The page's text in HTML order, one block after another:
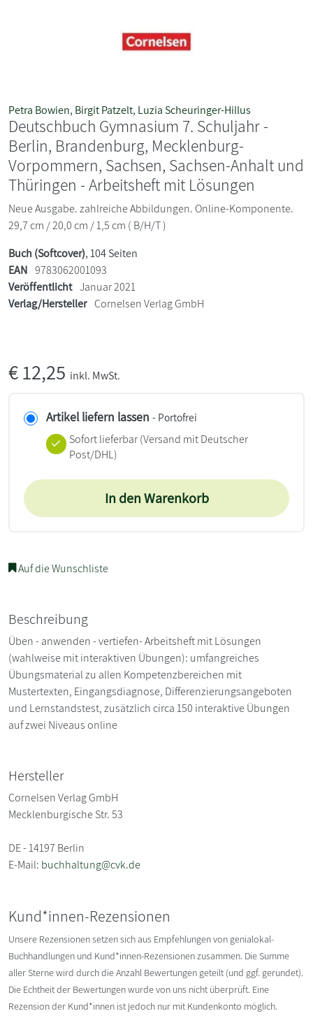
Petra Bowien, Birgit Patzelt, Luzia Scheuringer-Hillus
Deutschbuch Gymnasium 7. Schuljahr -
Berlin, Brandenburg, Mecklenburg-
Vorpommern, Sachsen, Sachsen-Anhalt und
Thüringen - Arbeitsheft mit Lösungen
Neue Ausgabe. zahlreiche Abbildungen. Online-Komponente.
29,7 cm / 20,0 cm / 1,5 cm ( B/H/T )
Buch (Softcover), 104 Seiten
EAN 9783062001093
Veröffentlicht Januar 2021
Verlag/Hersteller Cornelsen Verlag GmbH
€12,25 inkl. MwSt.
Artikel liefern lassen - Portofrei
Sofort lieferbar(Versand mit Deutscher
Post/DHL)
In den Warenkorb
Auf die Wunschliste
Beschreibung
Üben - anwenden - vertiefen- Arbeitsheft mit Lösungen
(wahlweise mit interaktiven Übungen): umfangreiches
Übungsmaterial zu allen Kompetenzbereichen mit
Mustertexten, Eingangsdiagnose, Differenzierungsangeboten
und Lernstandstest, zusätzlich circa 150 interaktive Übungen
auf zwei Niveaus online
Hersteller
Cornelsen Verlag GmbH
Mecklenburgische Str. 53
DE - 14197 Berlin
E-Mail: buchhaltung@cvk.de
Kund*innen-Rezensionen
Unsere Rezensionen setzen sich aus Empfehlungen von genialokal-
Buchhandlungen und Kund*innen-Rezensionen zusammen. Die Summe
aller Sterne wird durch die Anzahl Bewertungen geteilt (und ggf. gerundet).
Die Echtheit der Bewertungen wurde von uns nicht überprüft. Eine
Rezension der Kund*innen ist jedoch nur mit Kundenkonto möglich.